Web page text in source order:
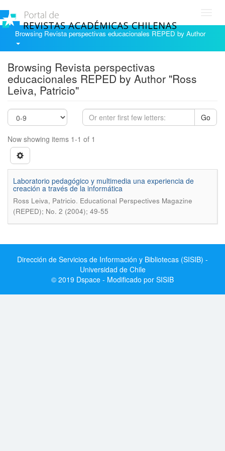
Browsing Revista perspectivas educacionales REPED by Author
Browsing Revista perspectivas
educacionales REPED by Author "Ross
Leiva, Patricio"
Go
Now showing items 1-1 of 1
Laboratorio pedagógico y multimedia una experiencia de
creación a través de la informática
Ross Leiva, Patricio. Educational Perspectives Magazine
(REPED); No. 2 (2004); 49-55
Dirección de Servicios de Información y Bibliotecas (SISIB) -
Universidad de Chile
© 2019 Dspace - Modificado por SISIB